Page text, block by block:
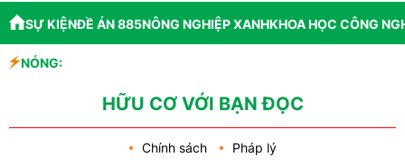
SỰ KIỆNĐỀ ÁN 885NÔNG NGHIỆP XANHKHOA HỌC CÔNG
NÓNG:
đầu châu Á về công nghiệp sinh học
có nguồn gốc từ phá rừng để cấp GCNQSDĐ
HỮU CƠ VỚI BẠN ĐỌC
Chính sách Pháp lý